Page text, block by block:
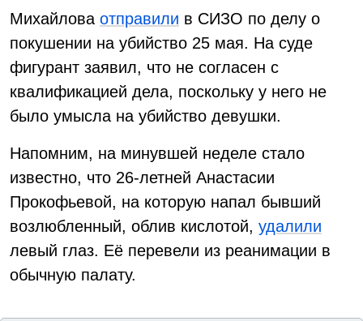
Михайлова отправили в СИЗО по делу о
покушении на убийство 25 мая. На суде
фигурант заявил, что не согласен с
квалификацией дела, поскольку у него не
было умысла на убийство девушки.
Напомним, на минувшей неделе стало
известно, что 26-летней Анастасии
Прокофьевой, на которую напал бывший
возлюбленный, облив кислотой, удалили
левый глаз. Её перевели из реанимации в
обычную палату.